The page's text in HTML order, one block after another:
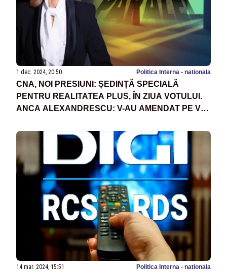
1 dec. 2024, 20:50 Politica Interna - nationala
CNA, NOI PRESIUNI: ȘEDINȚĂ SPECIALĂ
PENTRU REALITATEA PLUS, ÎN ZIUA VOTULUI.
ANCA ALEXANDRESCU: V-AU AMENDAT PE VOI,
14 mar. 2024, 15:51 Politica Interna - nationala